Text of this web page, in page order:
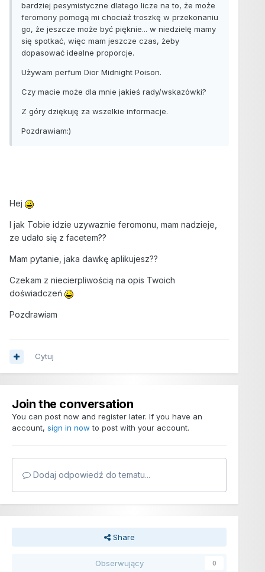
bardziej pesymistyczne dlatego licze na to, że może
feromony pomogą mi chociaż troszkę w przekonaniu
go, że jeszcze może być pięknie... w niedzielę mamy
się spotkać, więc mam jeszcze czas, żeby
dopasować idealne proporcje.
Używam perfum Dior Midnight Poison.
Czy macie może dla mnie jakieś rady/wskazówki?
Z góry dziękuję za wszelkie informacje.
Pozdrawiam:)
Hej
I jak Tobie idzie uzywaznie feromonu, mam nadzieje,
ze udało się z facetem??
Mam pytanie, jaka dawkę aplikujesz??
Czekam z niecierpliwością na opis Twoich
doświadczeń
Pozdrawiam
Cytuj
Join the conversation
You can post now and register later. If you have an
account, sign in now to post with your account.
Dodaj odpowiedź do tematu...
Share
Obserwujący 0